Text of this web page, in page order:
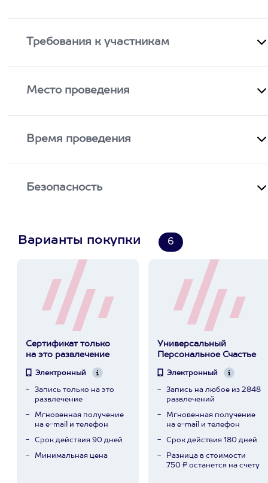
Требования к участникам
Место проведения
Время проведения
Безопасность
Варианты покупки 6
Сертификат только
на это развлечение
Электронный
Запись только на это
развлечение
Мгновенная получение
на e-mail и телефон
Срок действия 90 дней
Минимальная цена
Универсальный
Персональное Счастье
Электронный
Запись на любое из 2848
развлечений
Мгновенная получение
на e-mail и телефон
Срок действия 180 дней
Разница в стоимости
750 ₽ останется на счету